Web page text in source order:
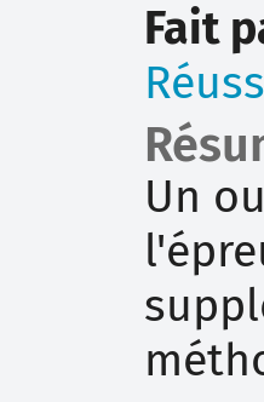
Fait
Un